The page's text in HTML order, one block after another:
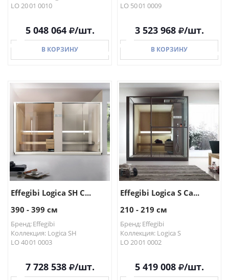
LO 20 01 0010
5 048 064 /шт.
В КОРЗИНУ
В КОРЗИНУ
LO 50 01 0009
3 523 968 /шт.
В КОРЗИНУ
В КОРЗИНУ
Effegibi Logica SH С...
390 - 399 см
Бренд: Effegibi
Коллекция: Logica SH
LO 40 01 0003
7 728 538 /шт.
Effegibi Logica S Са...
210 - 219 см
Бренд: Effegibi
Коллекция: Logica S
LO 20 01 0002
5 419 008 /шт.